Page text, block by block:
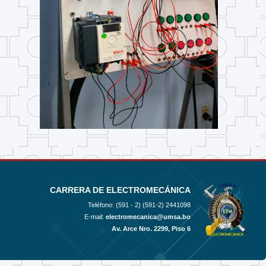
CARRERA DE ELECTROMECÁNICA
Teléfono: (591 - 2) (591-2) 2441098
E-mail: electromecanica@umsa.bo
Av. Arce Nro. 2299, Piso 6